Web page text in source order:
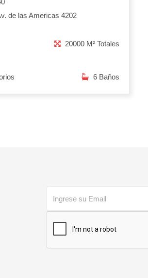
de las Americas 4202
20000 M² Totales
6 Baños